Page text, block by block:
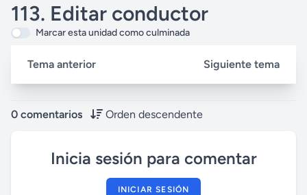
113. Editar conductor
Marcar esta unidad como culminada
Tema anterior Siguiente tema
0 comentarios Orden descendente
Inicia sesión para comentar
INICIAR SESIÓN